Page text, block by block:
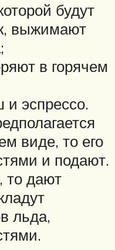
будут
выжимают
в горячем
эспрессо.
виде, то его
и подают.
то дают
льда,